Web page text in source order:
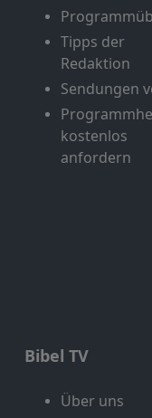
Tipps der
Redaktion
Sendungen
kostenlos
anfordern
Bibel TV
Über uns